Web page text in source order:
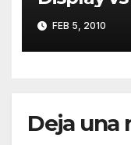
Fernando
(Microsoft)
FEB 5, 2010
Deja una